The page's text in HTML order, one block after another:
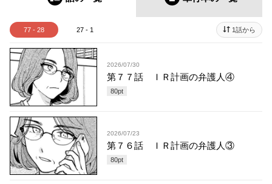
77 - 28 27 - 1 1話から
2026/07/30
第７７話 ＩＲ計画の弁護人④
80pt
2026/07/23
第７６話 ＩＲ計画の弁護人③
80pt